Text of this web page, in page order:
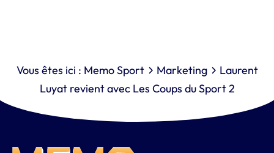
Vous êtes ici : Memo Sport Marketing
Laurent
Luyat revient avec Les Coups du Sport 2